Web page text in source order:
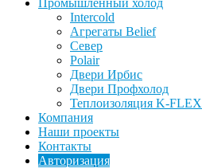
Промышленный холод
Intercold
Агрегаты Belief
Север
Polair
Двери Ирбис
Двери Профхолод
Теплоизоляция K-FLEX
Компания
Наши проекты
Контакты
Авторизация